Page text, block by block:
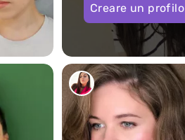
Creare un profilo